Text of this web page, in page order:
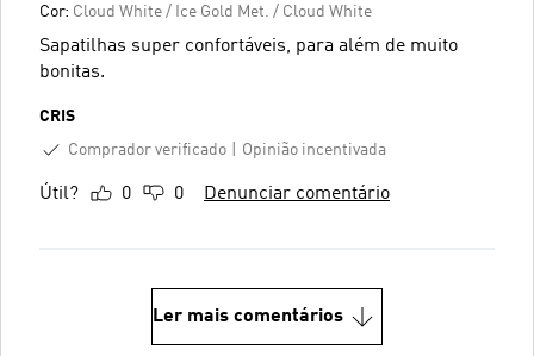
Cor: Cloud White / Ice Gold Met. / Cloud White
Sapatilhas super confortáveis, para além de muito
bonitas.
CRIS
Comprador verificado
Opinião incentivada
Útil? 0 0 Denunciar comentário
Ler mais comentários